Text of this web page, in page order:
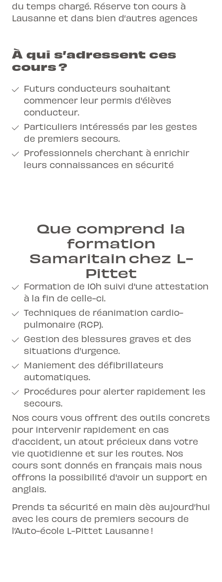
du temps chargé. Réserve ton cours à
Lausanne et dans bien d’autres agences
À qui s’adressent ces
cours ?
Futurs conducteurs souhaitant
commencer leur permis d'élèves
conducteur.
Particuliers intéressés par les gestes
de premiers secours.
Professionnels cherchant à enrichir
leurs connaissances en sécurité
Que comprend la
formation
Samaritain chez L-
Pittet
Formation de 10h suivi d'une attestation
à la fin de celle-ci.
Techniques de réanimation cardio-
pulmonaire (RCP).
Gestion des blessures graves et des
situations d’urgence.
Maniement des défibrillateurs
automatiques.
Procédures pour alerter rapidement les
secours.
Nos cours vous offrent des outils concrets
pour intervenir rapidement en cas
d’accident, un atout précieux dans votre
vie quotidienne et sur les routes. Nos
cours sont donnés en français mais nous
offrons la possibilité d'avoir un support en
anglais.
Prends ta sécurité en main dès aujourd’hui
avec les cours de premiers secours de
l’Auto-école L-Pittet Lausanne !